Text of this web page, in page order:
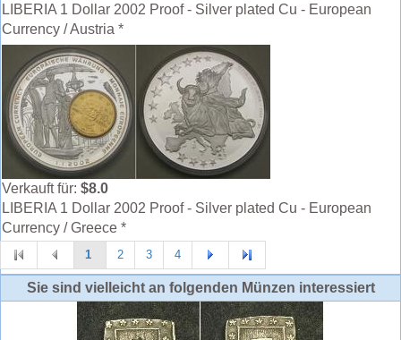
LIBERIA 1 Dollar 2002 Proof - Silver plated Cu - European
Currency / Austria *
Verkauft für: $8.0
LIBERIA 1 Dollar 2002 Proof - Silver plated Cu - European
Currency / Greece *
1 2 3 4
Sie sind vielleicht an folgenden Münzen interessiert